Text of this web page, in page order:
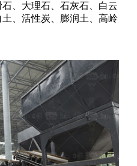
、大理石、石灰石、白云
、活性炭、膨润土、高岭